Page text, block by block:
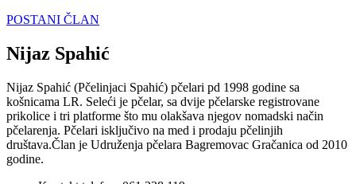
POSTANI ČLAN
Nijaz Spahić
Nijaz Spahić (Pčelinjaci Spahić) pčelari pd 1998 godine sa
košnicama LR. Seleći je pčelar, sa dvije pčelarske registrovane
prikolice i tri platforme što mu olakšava njegov nomadski način
pčelarenja. Pčelari isključivo na med i prodaju pčelinjih
društava.Član je Udruženja pčelara Bagremovac Gračanica od 2010
godine.